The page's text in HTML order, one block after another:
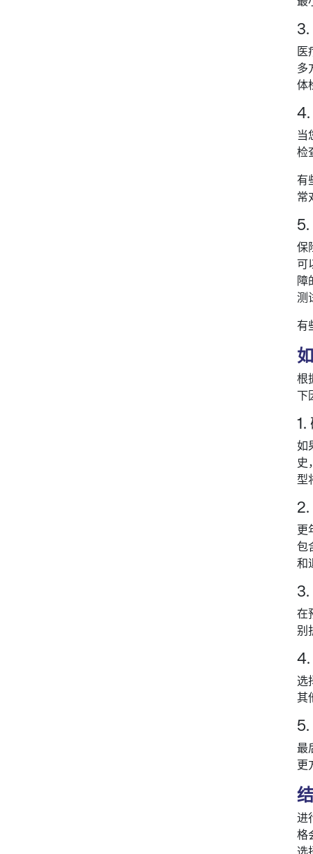
3.
医
多
体
4.
当
检
有
常
5.
保
可
障
测
有
根
下
1.
如
史
型
2.
更
包
和
3.
在
别
4.
选
其
5.
最
更
进
格
选